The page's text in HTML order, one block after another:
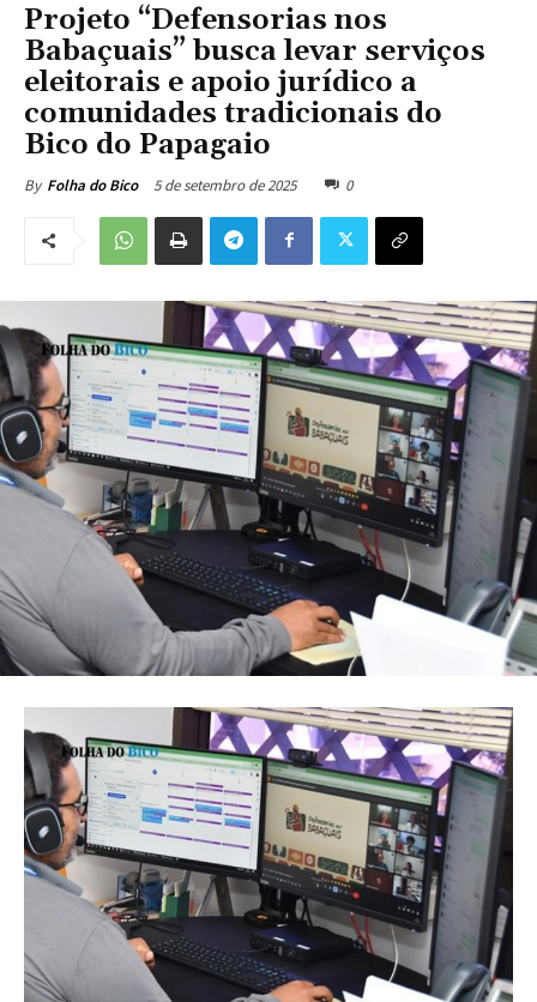
Projeto “Defensorias nos
Babaçuais” busca levar serviços
eleitorais e apoio jurídico a
comunidades tradicionais do
Bico do Papagaio
By Folha do Bico 5 de setembro de 2025 0